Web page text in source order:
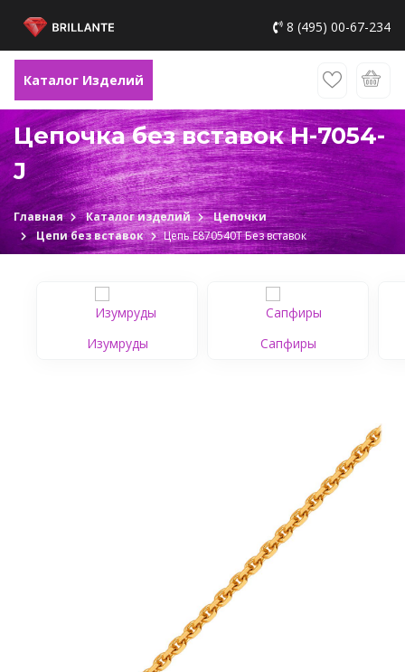
8 (495) 00-67-234
Каталог Изделий
Цепочка без вставок H-7054-
J
Главная Каталог изделий
Цепочки
Цепи без вставок
Цепь Е870540Т Без вставок
Изумруды Сапфиры